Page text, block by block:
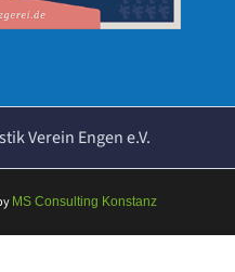
Verein Engen e.V.
MS Consulting Konstanz